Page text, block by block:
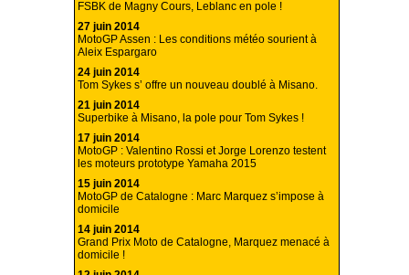
FSBK de Magny Cours, Leblanc en pole !
27 juin 2014
MotoGP Assen : Les conditions météo sourient à
Aleix Espargaro
24 juin 2014
Tom Sykes s’ offre un nouveau doublé à Misano.
21 juin 2014
Superbike à Misano, la pole pour Tom Sykes !
17 juin 2014
MotoGP : Valentino Rossi et Jorge Lorenzo testent
les moteurs prototype Yamaha 2015
15 juin 2014
MotoGP de Catalogne : Marc Marquez s’impose à
domicile
14 juin 2014
Grand Prix Moto de Catalogne, Marquez menacé à
domicile !